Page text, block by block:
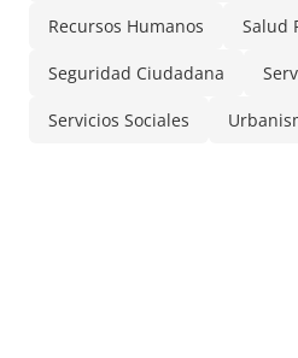
Recursos Humanos Salud
Seguridad Ciudadana
Servicios Sociales